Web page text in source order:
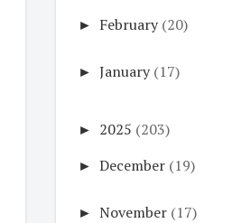
► February (20)
► January (17)
► 2025 (203)
► December (19)
► November (17)